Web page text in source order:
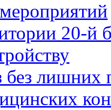
20-й
без лишних